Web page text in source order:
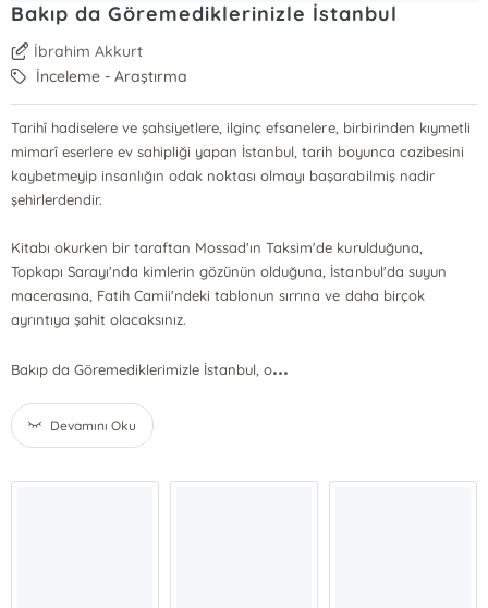
Bakıp da Göremediklerinizle İstanbul
İbrahim Akkurt
İnceleme - Araştırma
Tarihî hadiselere ve şahsiyetlere, ilginç efsanelere, birbirinden kıymetli
mimarî eserlere ev sahipliği yapan İstanbul, tarih boyunca cazibesini
kaybetmeyip insanlığın odak noktası olmayı başarabilmiş nadir
şehirlerdendir.
Kitabı okurken bir taraftan Mossad'ın Taksim'de kurulduğuna,
Topkapı Sarayı'nda kimlerin gözünün olduğuna, İstanbul'da suyun
macerasına, Fatih Camii'ndeki tablonun sırrına ve daha birçok
ayrıntıya şahit olacaksınız.
Bakıp da Göremediklerimizle İstanbul, o...
Devamını Oku